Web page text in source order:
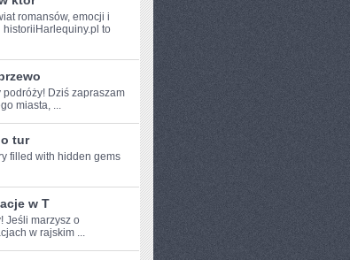
romansów, emocji i
to
podróży! Dziś zapraszam
miasta, ...
tur
filled with hidden⁤ gems
w T
Jeśli marzysz o⁤
w ⁣rajskim ...